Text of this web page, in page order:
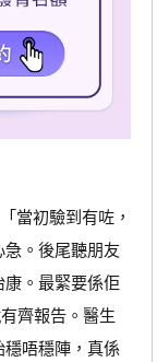
初驗到有咗，
。後尾聽朋友
。最緊要係佢
齊報告。醫生
唔穩陣，真係